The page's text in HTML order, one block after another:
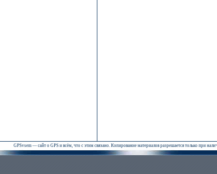
GPSvsem — сайт о GPS и всём, что с этим связано. Копирование материалов разрешается только при